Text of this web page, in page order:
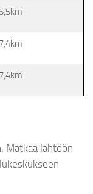
5,5km
7,4km
7,4km
Matkaa lähtöön